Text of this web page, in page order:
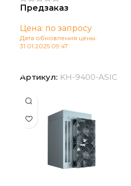
Предзаказ
Цена: по запросу
Дата обновления цены:
31.01.2025 09:47
Артикул: KH-9400-ASIC